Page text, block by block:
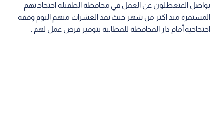
يواصل المتعطلون عن العمل في محافظة الطفيلة احتجاجاتهم
المستمرة منذ اكثر من شهر حيث نفذ العشرات منهم اليوم وقفة
احتجاجية أمام دار المحافظة للمطالبة بتوفير فرص عمل لهم .